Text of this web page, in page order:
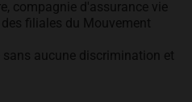
compagnie d'assurance vie
filiales du Mouvement
aucune discrimination et